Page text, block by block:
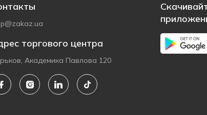
торгового центра
Академика Павлова 120